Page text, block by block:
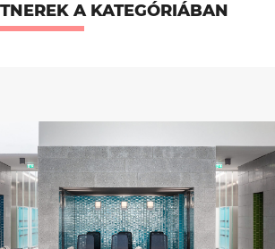
A KATEGÓRIÁBAN